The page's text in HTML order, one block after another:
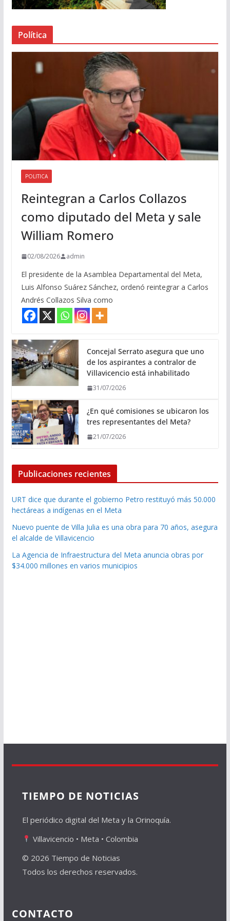
e
Política
POLITICA
Reintegran a Carlos Collazos
como diputado del Meta y sale
William Romero
02/08/2026 admin
El presidente de la Asamblea Departamental del Meta,
Luis Alfonso Suárez Sánchez, ordenó reintegrar a Carlos
Andrés Collazos Silva como
Concejal Serrato asegura que uno
de los aspirantes a contralor de
Villavicencio está inhabilitado
31/07/2026
¿En qué comisiones se ubicaron los
tres representantes del Meta?
21/07/2026
Publicaciones recientes
URT dice que durante el gobierno Petro restituyó más 50.000
hectáreas a indígenas en el Meta
Nuevo puente de Villa Julia es una obra para 70 años, asegura
el alcalde de Villavicencio
La Agencia de Infraestructura del Meta anuncia obras por
$34.000 millones en varios municipios
TIEMPO DE NOTICIAS
El periódico digital del Meta y la Orinoquía.
Villavicencio • Meta • Colombia
© 2026 Tiempo de Noticias
Todos los derechos reservados.
CONTACTO